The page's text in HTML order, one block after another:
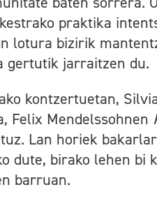
praktika
lotura bizirik
gertutik jarraitzen du.
kontzertuetan,
Felix Mendelssohnen
Lan horiek
dute, birako lehen bi
barruan.